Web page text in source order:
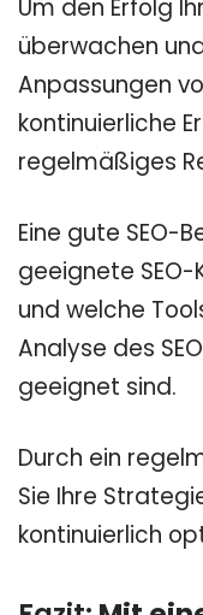
Um den Erfolg
überwachen
Anpassungen
kontinuierliche
regelmäßiges
Eine gute SEO-
geeignete SEO-
und welche
Analyse des
geeignet sind.
Durch ein
Sie Ihre
kontinuierlich